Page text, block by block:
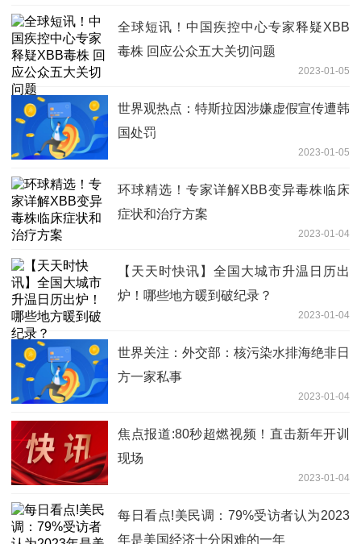
全球短讯！中国疾控中心专家释疑XBB
毒株 回应公众五大关切问题
2023-01-05
世界观热点：特斯拉因涉嫌虚假宣传遭韩
国处罚
2023-01-05
环球精选！专家详解XBB变异毒株临床
症状和治疗方案
2023-01-04
【天天时快讯】全国大城市升温日历出
炉！哪些地方暖到破纪录？
2023-01-04
世界关注：外交部：核污染水排海绝非日
方一家私事
2023-01-04
焦点报道:80秒超燃视频！直击新年开训
现场
2023-01-04
每日看点!美民调：79%受访者认为2023
年是美国经济十分困难的一年